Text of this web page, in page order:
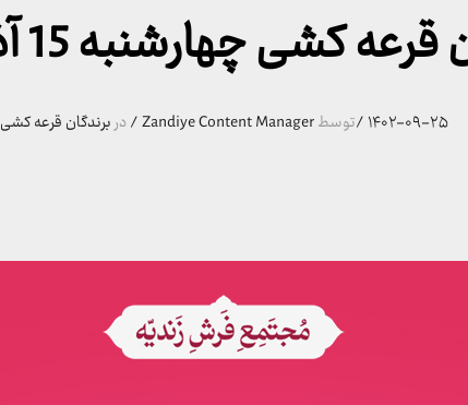
کشی چهارشنبه 15 آذر 140۲
۱۴۰۲-۰۹-۲۵/توسطZandiye Content Manager
/دربرندگان قرعه کشی